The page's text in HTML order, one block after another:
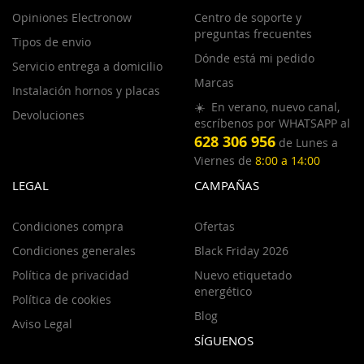
Opiniones Electronow
Tipos de envio
Servicio entrega a domicilio
Instalación hornos y placas
Devoluciones
Centro de soporte y
preguntas frecuentes
Dónde está mi pedido
Marcas
☀️ En verano, nuevo canal,
escríbenos por WHATSAPP al
628 306 956 de Lunes a
Viernes de 8:00 a 14:00
LEGAL
Condiciones compra
Condiciones generales
Política de privacidad
Política de cookies
Aviso Legal
CAMPAÑAS
Ofertas
Black Friday 2026
Nuevo etiquetado
energético
Blog
SÍGUENOS